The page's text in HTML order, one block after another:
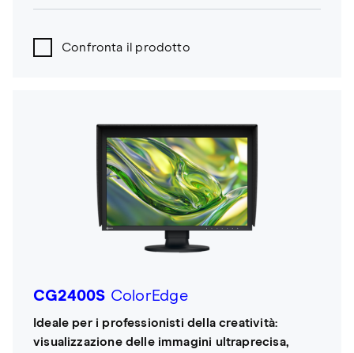
Confronta il prodotto
CG2400S ColorEdge
Ideale per i professionisti della creatività:
visualizzazione delle immagini ultraprecisa,